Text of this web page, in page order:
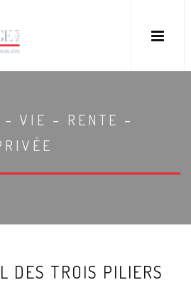
VIE – RENTE –
DES TROIS PILIERS